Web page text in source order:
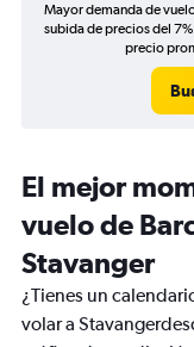
Mayor demanda de
subida de precios del
precio
El mejor
vuelo de
Stavanger
¿Tienes un
volar a